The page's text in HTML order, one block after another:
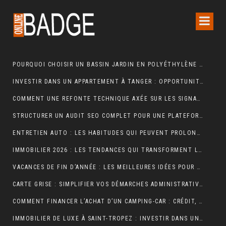
POURQUOI CHOISIR UN BASSIN JARDIN EN POLYÉTHYLÈNE FERME ?
INVESTIR DANS UN APPARTEMENT À TANGER : OPPORTUNITÉS ET POINTS ESSENTIELS À CONNAÎTRE
COMMENT UNE REFONTE TECHNIQUE AXÉE SUR LES SIGNAUX WEB ESSENTIELS A BOOSTÉ LES VENTES D’UNE BOUTIQUE EN LIGNE
STRUCTURER UN AUDIT SEO COMPLET POUR UNE PLATEFORME E-COMMERCE INTERNATIONALE
ENTRETIEN AUTO : LES HABITUDES QUI PEUVENT PROLONGER LA VIE DE VOTRE VÉHICULE
IMMOBILIER 2026 : LES TENDANCES QUI TRANSFORMENT LE MARCHÉ DE LA LOCATION
VACANCES DE FIN D’ANNÉE : LES MEILLEURES IDÉES POUR CÉLÉBRER LES FÊTES
CARTE GRISE : SIMPLIFIER VOS DÉMARCHES ADMINISTRATIVES
COMMENT FINANCER L’ACHAT D’UN CAMPING-CAR : CRÉDIT, LEASING OU PAIEMENT COMPTANT ?
IMMOBILIER DE LUXE À SAINT-TROPEZ : INVESTIR DANS UN ART DE VIVRE